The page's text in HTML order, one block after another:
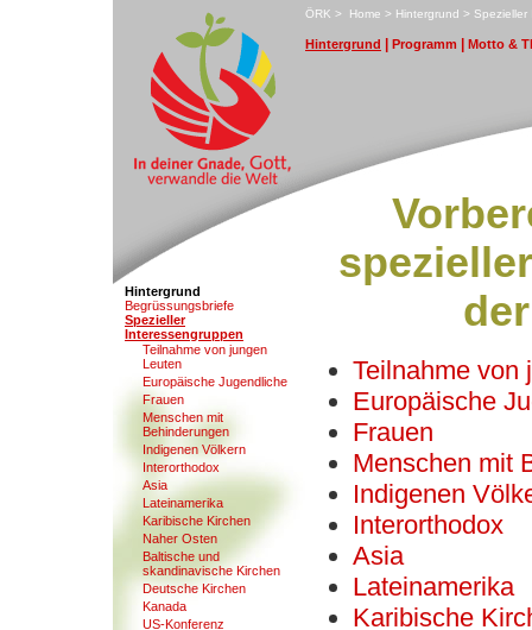
ÖRK > Home > Hintergrund > Spezieller
Hintergrund Programm Motto &
Hintergrund
Begrüssungsbriefe
Spezieller
Interessengruppen
Teilnahme von jungen
Leuten
Europäische Jugendliche
Frauen
Menschen mit
Behinderungen
Indigenen Völkern
Interorthodox
Asia
L ateinamerika
Karibische Kirchen
Naher Osten
Baltische und
skandinavische Kirchen
Deutsche Kirchen
Kanada
US-Konferenz
Teilnahme von
Europäische
Frauen
Menschen mit
Indigenen
Interorthodox
Asia
Lateinamerika
Karibische